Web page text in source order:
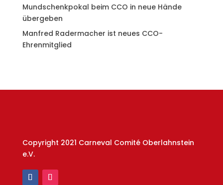
Mundschenkpokal beim CCO in neue Hände
übergeben
Manfred Radermacher ist neues CCO-
Ehrenmitglied
Copyright 2021 Carneval Comité Oberlahnstein
e.V.